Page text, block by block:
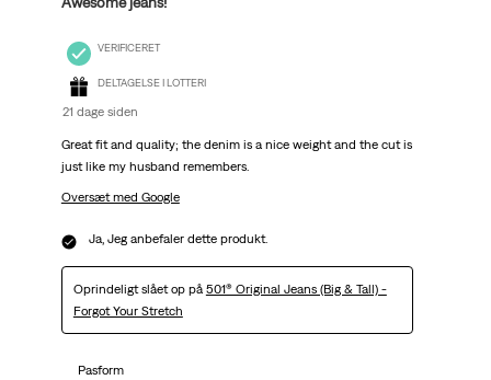
VERIFICERET
DELTAGELSE I LOTTERI
21 dage siden
Great fit and quality; the denim is a nice weight and the cut is
just like my husband remembers.
Oversæt med Google
Ja, Jeg anbefaler dette produkt.
Oprindeligt slået op på 501® Original Jeans (Big & Tall) -
Forgot Your Stretch
Pasform